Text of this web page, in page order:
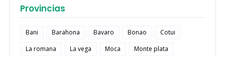
Provincias
Bani Barahona Bavaro Bonao
Cotui
La romana
La vega Moca
Monte plata